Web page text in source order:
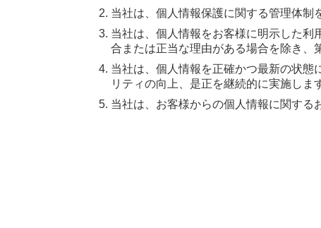
当社は、個人情報保護に関する管理体制
当社は、個人情報をお客様に明示した
合または正当な理由がある場合を除き、
当社は、個人情報を正確かつ最新の状態
リティの向上、是正を継続的に実施しま
当社は、お客様からの個人情報に関する